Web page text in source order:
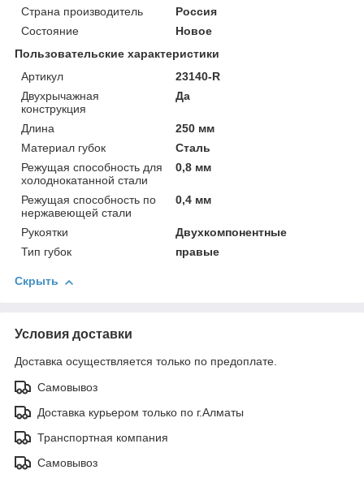
Страна производитель
Россия
Состояние
Новое
Пользовательские характеристики
Артикул
23140-R
Двухрычажная
конструкция
Да
Длина
250 мм
Материал губок
Сталь
Режущая способность для
холоднокатанной стали
0,8 мм
Режущая способность по
нержавеющей стали
0,4 мм
Рукоятки
Двухкомпонентные
Тип губок
правые
Скрыть
Условия доставки
Доставка осуществляется только по предоплате.
Самовывоз
Доставка курьером только по г.Алматы
Транспортная компания
Самовывоз